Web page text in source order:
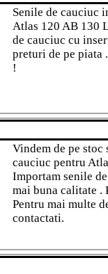
Senile de cauciuc
Atlas 120 AB 130
de cauciuc cu
preturi de pe piata
!
Vindem de pe stoc
cauciuc pentru
Importam senile
mai buna calitate .
Pentru mai multe
contactati.